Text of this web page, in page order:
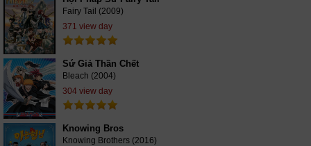
Fairy Tail (2009)
371 view day
Sứ Giả Thần Chết
Bleach (2004)
304 view day
Knowing Bros
Knowing Brothers (2016)